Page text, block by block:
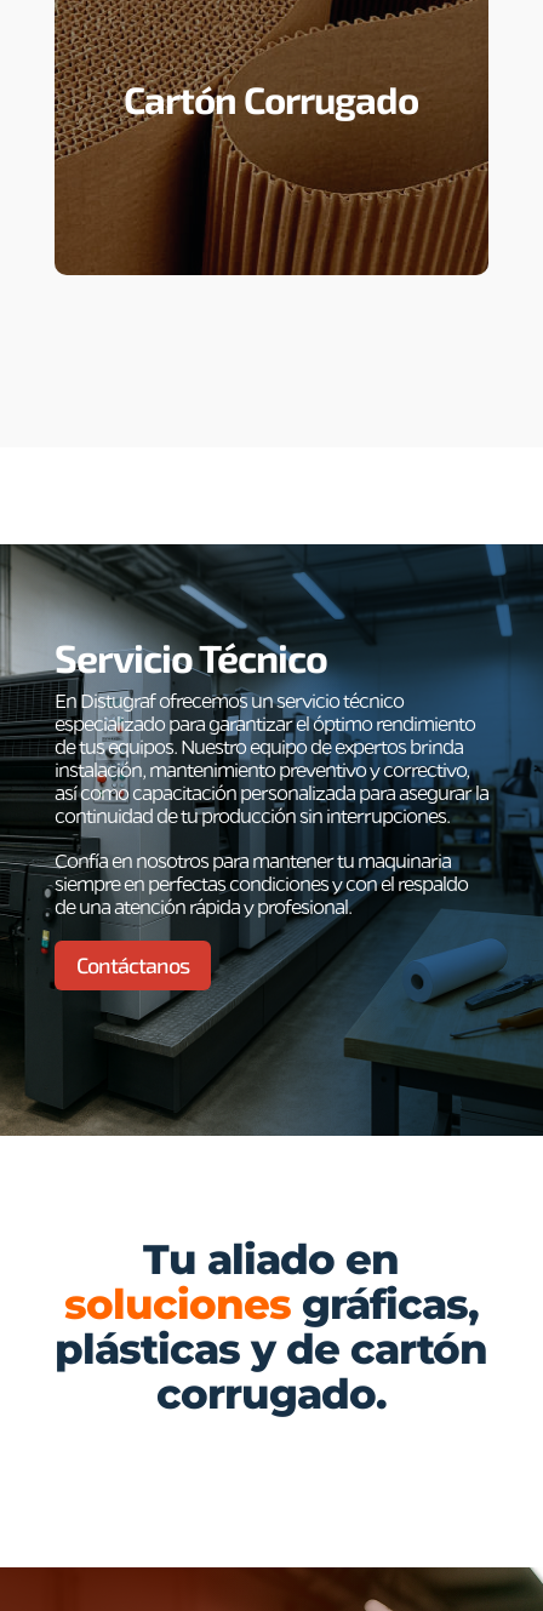
Cartón Corrugado
Servicio Técnico
En Distugraf ofrecemos un servicio técnico
especializado para garantizar el óptimo rendimiento
de tus equipos. Nuestro equipo de expertos brinda
instalación, mantenimiento preventivo y correctivo,
así como capacitación personalizada para asegurar la
continuidad de tu producción sin interrupciones.
Confía en nosotros para mantener tu maquinaria
siempre en perfectas condiciones y con el respaldo
de una atención rápida y profesional.
Contáctanos
Tu aliado en
solucionesgráficas,
plásticas y de cartón
corrugado.